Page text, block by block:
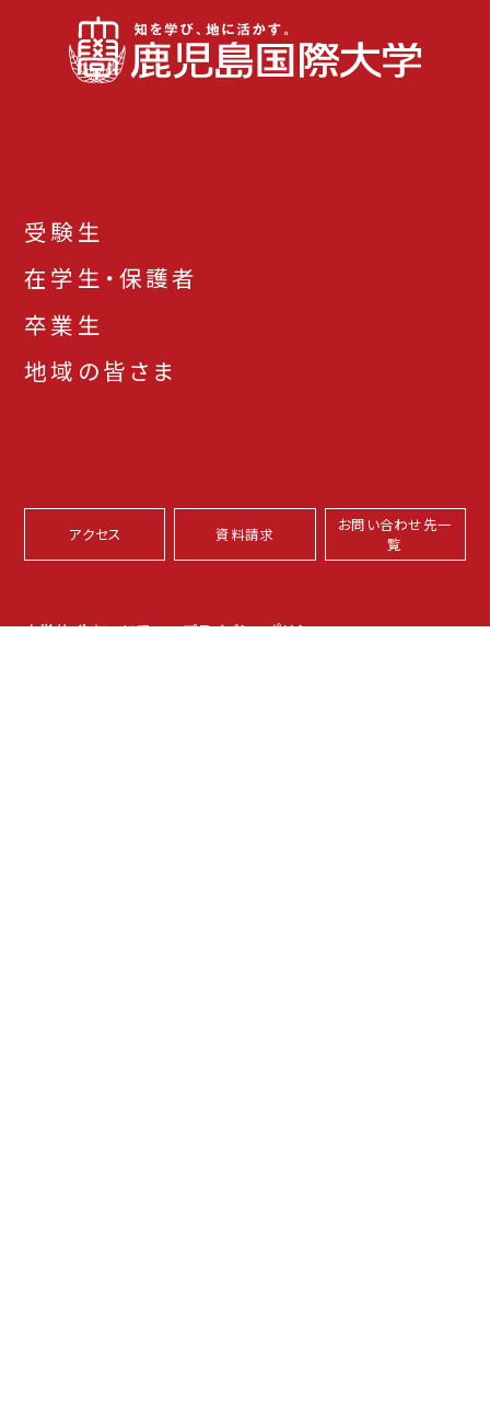
受験生
在学生・保護者
卒業生
地域の皆さま
アクセス 資料請求
お問い合わせ先一
覧
本学サイトについて
プライバシーポリシー